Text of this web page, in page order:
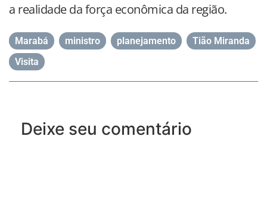
a realidade da força econômica da região.
Marabá ministro planejamento Tião Miranda
Visita
Deixe seu comentário